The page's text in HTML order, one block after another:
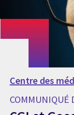
Centre des
COMMUNIQUÉ